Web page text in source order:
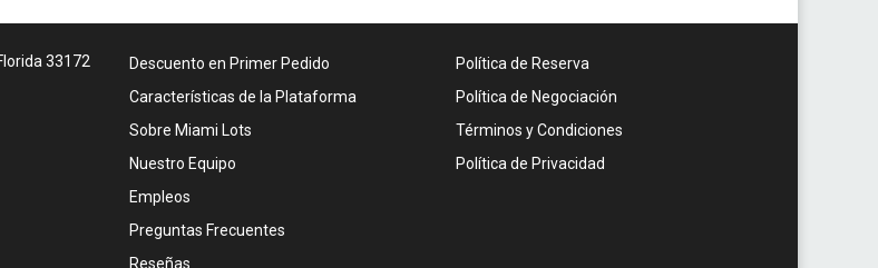
33172
Descuento en Primer Pedido
Características de la Plataforma
Sobre Miami Lots
Nuestro Equipo
Empleos
Preguntas Frecuentes
Reseñas
Política de Reserva
Política de Negociación
Términos y Condiciones
Política de Privacidad